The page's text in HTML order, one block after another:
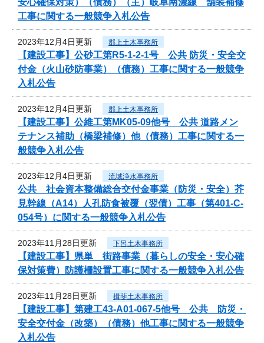
工事に関する一般競争入札公告
2023年12月4日更新 郡上土木事務所
【建設工事】公砂工第R5-1-2-1号 公共 防災・安全交
付金（火山砂防事業）（債務）工事に関する一般競争
入札公告
2023年12月4日更新 郡上土木事務所
【建設工事】公維工第MK05-09他号 公共 道路メン
テナンス補助（橋梁補修）他（債務）工事に関する一
般競争入札公告
2023年12月4日更新 流域浄水事務所
公共 社会資本整備総合交付金事業（防災・安全）芥
見幹線（A14）人孔防食被覆（翌債）工事（第401-C-
054号）に関する一般競争入札公告
2023年11月28日更新 下呂土木事務所
【建設工事】県単 街路事業（暮らしの安全・安心確
保対策費）防護柵設置工事に関する一般競争入札公告
2023年11月28日更新 揖斐土木事務所
【建設工事】第建工43-A01-067-5他号 公共 防災・
安全交付金（改築）（債務）他工事に関する一般競争
入札公告